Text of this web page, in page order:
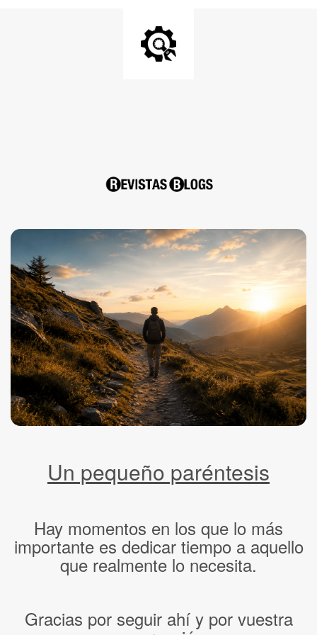
Un pequeño paréntesis
Hay momentos en los que lo más
importante es dedicar tiempo a aquello
que realmente lo necesita.
Gracias por seguir ahí y por vuestra